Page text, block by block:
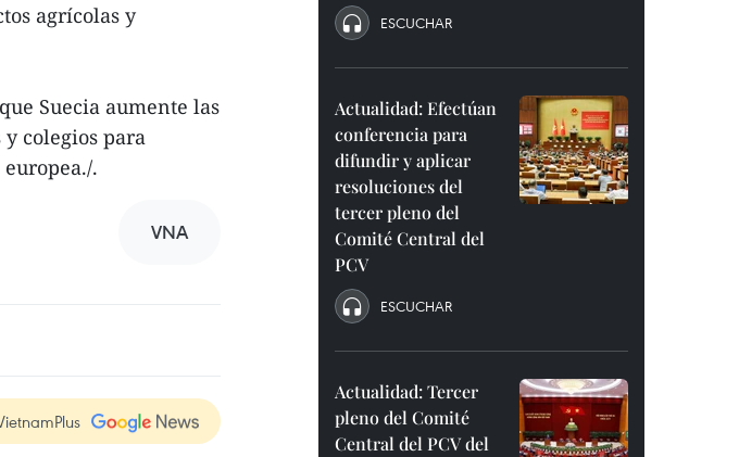
agrícolas y
Suecia aumente las
colegios para
.
VNA
ESCUCHAR
Actualidad: Efectúan
conferencia para
difundir y aplicar
resoluciones del
tercer pleno del
Comité Central del
PCV
ESCUCHAR
Actualidad: Tercer
pleno del Comité
Central del PCV del